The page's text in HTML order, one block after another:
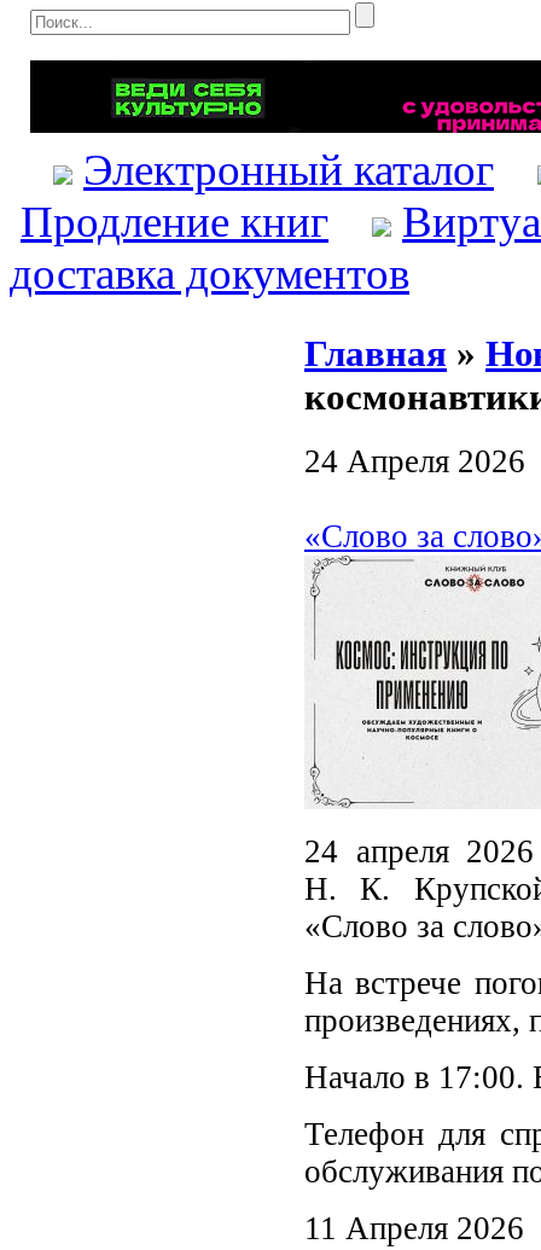
Электронный каталог
Продление книг
доставка документов
Главная »
24 Апреля 2026
«Слово за
24 апреля
Н. К. Крупской
«Слово за
На встрече
произведениях,
Начало в 17:00.
Телефон для
обслуживания
11 Апреля 2026